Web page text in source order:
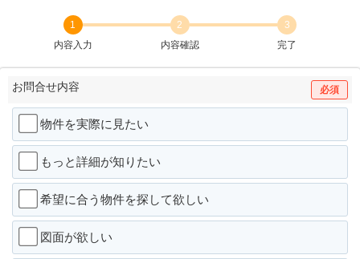
1
内容入力
2
内容確認
3
完了
お問合せ内容 必須
物件を実際に見たい
もっと詳細が知りたい
希望に合う物件を探して欲しい
図面が欲しい